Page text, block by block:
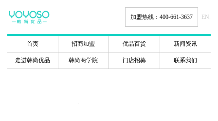
加盟热线：400-661-3637 EN.
首页 招商加盟 优品百货 新闻资讯
走进韩尚优品 韩尚商学院 门店招募 联系我们